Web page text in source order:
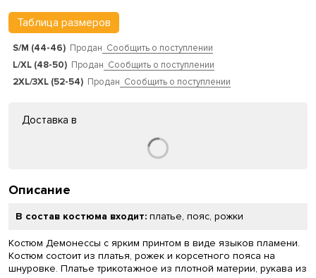
Таблица размеров
S/M (44-46) Продан Сообщить о поступлении
L/XL (48-50) Продан Сообщить о поступлении
2XL/3XL (52-54) Продан Сообщить о поступлении
Доставка в
Описание
В состав костюма входит: платье, пояс, рожки
Костюм Демонессы с ярким принтом в виде языков пламени.
Костюм состоит из платья, рожек и корсетного пояса на
шнуровке. Платье трикотажное из плотной материи, рукава из